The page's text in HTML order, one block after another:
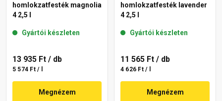
homlokzatfesték magnolia
4 2,5 l
Gyártói készleten
13 935 Ft / db
5 574 Ft / l
Megnézem
homlokzatfesték lavender
4 2,5 l
Gyártói készleten
11 565 Ft / db
4 626 Ft / l
Megnézem